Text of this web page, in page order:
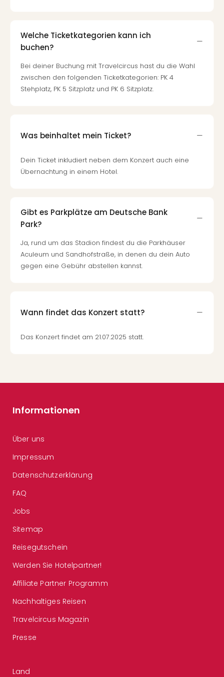
Welche Ticketkategorien kann ich
buchen?
Bei deiner Buchung mit Travelcircus hast du die Wahl
zwischen den folgenden Ticketkategorien: PK 4
Stehplatz, PK 5 Sitzplatz und PK 6 Sitzplatz.
Was beinhaltet mein Ticket?
Dein Ticket inkludiert neben dem Konzert auch eine
Übernachtung in einem Hotel.
Gibt es Parkplätze am Deutsche Bank
Park?
Ja, rund um das Stadion findest du die Parkhäuser
Aculeum und Sandhofstraße, in denen du dein Auto
gegen eine Gebühr abstellen kannst.
Wann findet das Konzert statt?
Das Konzert findet am 21.07.2025 statt.
Informationen
Über uns
Impressum
Datenschutzerklärung
FAQ
Jobs
Sitemap
Reisegutschein
Werden Sie Hotelpartner!
Affiliate Partner Programm
Nachhaltiges Reisen
Travelcircus Magazin
Presse
Land